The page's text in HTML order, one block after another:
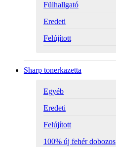
Fülhallgató
Eredeti
Felújított
Sharp tonerkazetta
Egyéb
Eredeti
Felújított
100% új fehér dobozos